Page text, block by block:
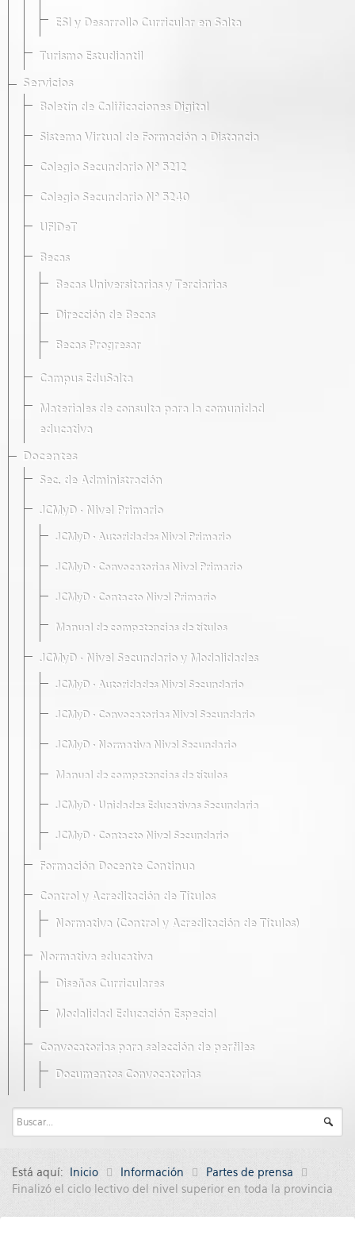
ESI y Desarrollo Curricular en Salta
Turismo Estudiantil
Servicios
Boletín de Calificaciones Digital
Sistema Virtual de Formación a Distancia
Colegio Secundario Nº 5212
Colegio Secundario Nº 5240
UFIDeT
Becas
Becas Universitarias y Terciarias
Dirección de Becas
Becas Progresar
Campus EduSalta
Materiales de consulta para la comunidad
educativa
Docentes
Sec. de Administración
JCMyD · Nivel Primario
JCMyD · Autoridades Nivel Primario
JCMyD · Convocatorias Nivel Primario
JCMyD · Contacto Nivel Primario
Manual de competencias de títulos
JCMyD · Nivel Secundario y Modalidades
JCMyD · Autoridades Nivel Secundario
JCMyD · Convocatorias Nivel Secundario
JCMyD · Normativa Nivel Secundario
Manual de competencias de títulos
JCMyD · Unidades Educativas Secundaria
JCMyD · Contacto Nivel Secundario
Formación Docente Continua
Control y Acreditación de Títulos
Normativa (Control y Acreditación de Títulos)
Normativa educativa
Diseños Curriculares
Modalidad Educación Especial
Convocatorias para selección de perfiles
Documentos Convocatorias
Está aquí: Inicio Información
Partes de prensa
Finalizó el ciclo lectivo del nivel superior en toda la provincia